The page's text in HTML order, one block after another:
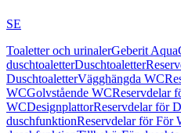
SE
Toaletter och urinalerGeberit
duschtoaletterDuschtoaletter
DuschtoaletterVägghängda WC
WCGolvstående WCReservdelar
WCDesignplattorReservdelar för
duschfunktionReservdelar för För